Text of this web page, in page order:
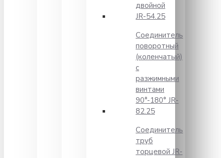
двойной
JR-54.25
Соединитель
поворотный
(коленчатый)
с
разжимными
винтами
90°-180° JR-
82.25
Соединитель
труб
торцевой JR-